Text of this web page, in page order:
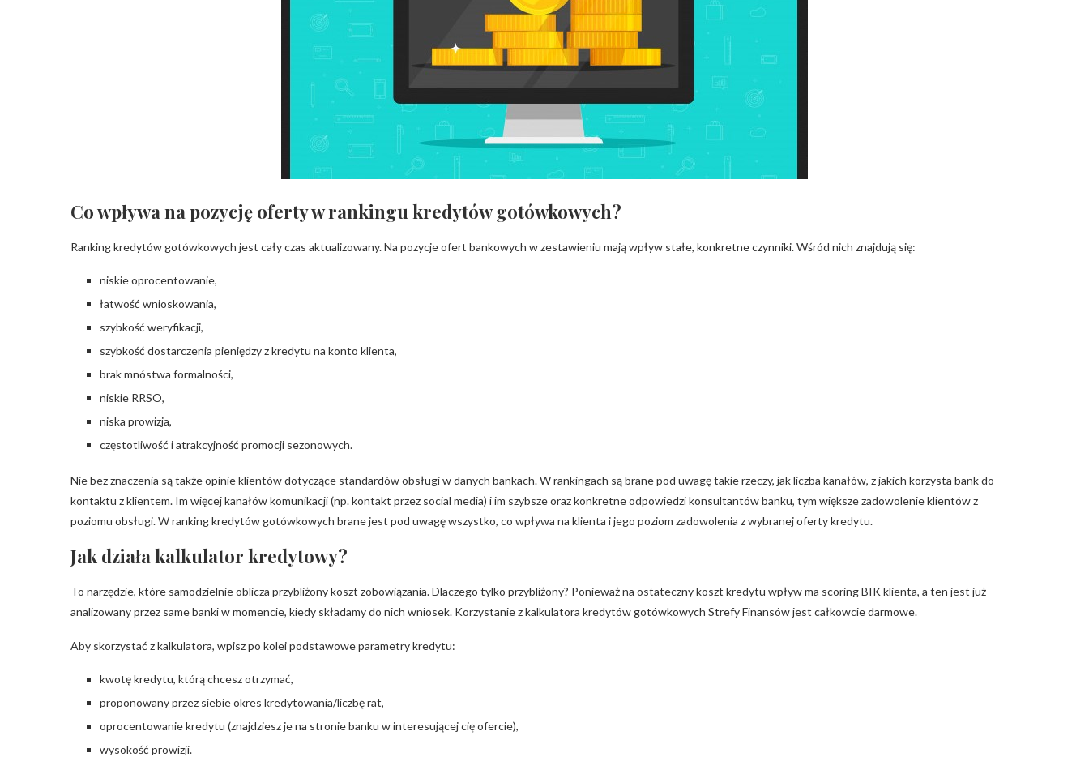
Co wpływa na pozycję oferty w rankingu kredytów gotówkowych?
Ranking kredytów gotówkowych jest cały czas aktualizowany. Na pozycje ofert bankowych w zestawieniu mają wpływ stałe, konkretne czynniki. Wśród nich znajdują się:
niskie oprocentowanie,
łatwość wnioskowania,
szybkość weryfikacji,
szybkość dostarczenia pieniędzy z kredytu na konto klienta,
brak mnóstwa formalności,
niskie RRSO,
niska prowizja,
częstotliwość i atrakcyjność promocji sezonowych.
Nie bez znaczenia są także opinie klientów dotyczące standardów obsługi w danych bankach. W rankingach są brane pod uwagę takie rzeczy, jak liczba kanałów, z jakich korzysta bank do
kontaktu z klientem. Im więcej kanałów komunikacji (np. kontakt przez social media) i im szybsze oraz konkretne odpowiedzi konsultantów banku, tym większe zadowolenie klientów z
poziomu obsługi. W ranking kredytów gotówkowych brane jest pod uwagę wszystko, co wpływa na klienta i jego poziom zadowolenia z wybranej oferty kredytu.
Jak działa kalkulator kredytowy?
To narzędzie, które samodzielnie oblicza przybliżony koszt zobowiązania. Dlaczego tylko przybliżony? Ponieważ na ostateczny koszt kredytu wpływ ma scoring BIK klienta, a ten jest już
analizowany przez same banki w momencie, kiedy składamy do nich wniosek. Korzystanie z kalkulatora kredytów gotówkowych Strefy Finansów jest całkowcie darmowe.
Aby skorzystać z kalkulatora, wpisz po kolei podstawowe parametry kredytu:
kwotę kredytu, którą chcesz otrzymać,
proponowany przez siebie okres kredytowania/liczbę rat,
oprocentowanie kredytu (znajdziesz je na stronie banku w interesującej cię ofercie),
wysokość prowizji.